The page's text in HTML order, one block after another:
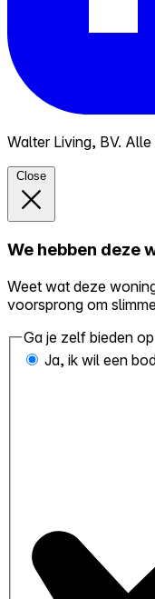
Walter Living, BV.
Close
We hebben deze
Weet wat deze
voorsprong om
Ga je zelf bieden
Ja, ik wil een